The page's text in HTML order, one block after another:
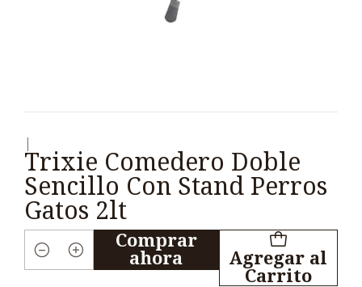
Trixie Comedero Doble
Sencillo Con Stand Perros
Gatos 2lt
Cantidad
Agregar al
Carrito
Comprar
ahora